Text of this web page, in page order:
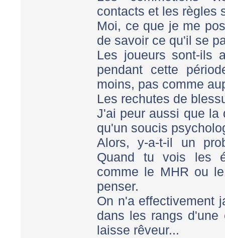
contacts et les règles
Moi, ce que je me
de savoir ce qu'il se
Les joueurs sont-ils
pendant cette
moins, pas comme
Les rechutes de
J'ai peur aussi que la
qu'un soucis
Alors, y-a-t-il un
Quand tu vois les
comme le MHR ou
penser.
On n'a effectivement
dans les rangs d'une
laisse rêveur...